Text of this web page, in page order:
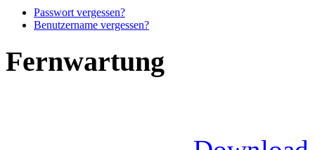
Passwort vergessen?
Benutzername vergessen?
Fernwartung